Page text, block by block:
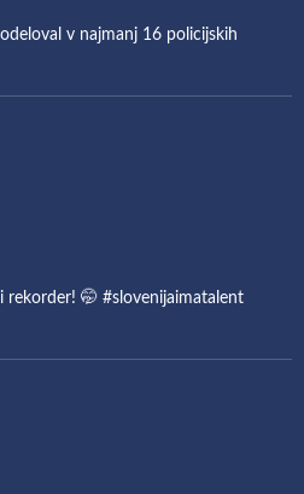
v najmanj 16 policijskih
rekorder! 🤭 #slovenijaimatalent